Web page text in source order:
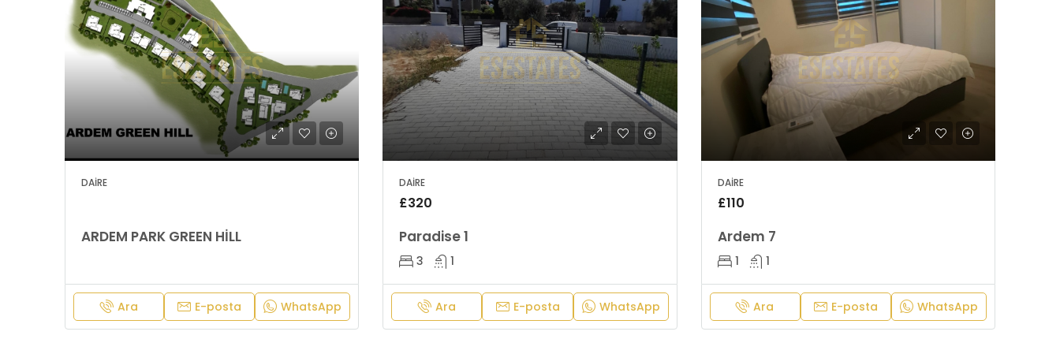
DAIRE
ARDEM PARK GREEN HİLL
Ara E-posta WhatsApp
DAIRE
£320
Paradise 1
3 1
Ara E-posta WhatsApp
DAIRE
£110
Ardem 7
1 1
Ara E-posta WhatsApp